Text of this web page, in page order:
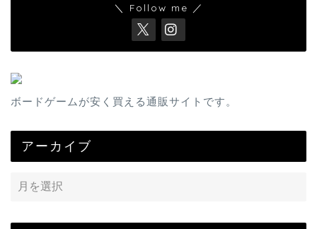
＼ Follow me ／
ボードゲームが安く買える通販サイトです。
アーカイブ